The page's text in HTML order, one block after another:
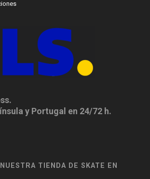
y Portugal en 24/72 h.
TIENDA DE SKATE EN